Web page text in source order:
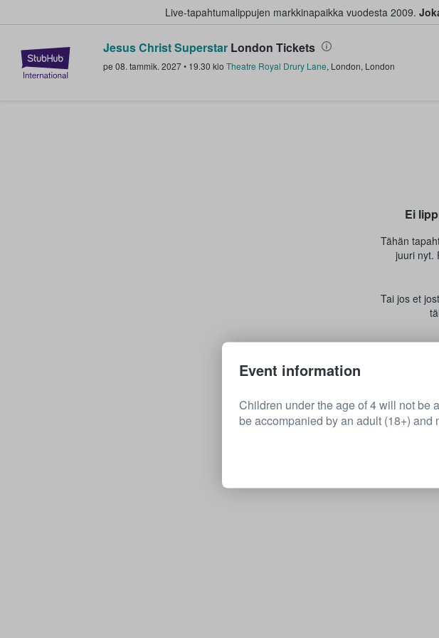
Live-tapahtumalippujen markkinapaikka vuodesta 2009.
StubHub - missä fanit ostavat ja myyvät lippuja
Jesus Christ Superstar London Tickets
pe 08. tammik. 2027• 19.30 klo Theatre Royal Drury Lane, London, London
Ei
Tähän
juuri nyt.
Tai jos et
Event information
Children under the age of 4 will not be
be accompanied by an adult (18+)